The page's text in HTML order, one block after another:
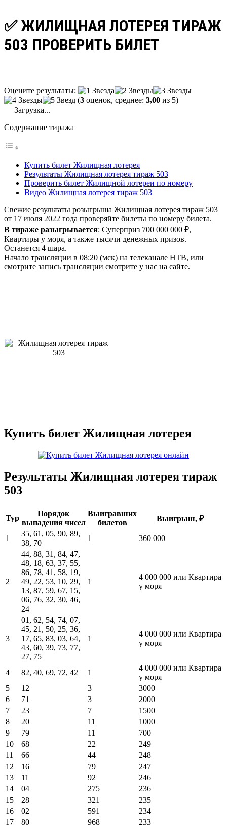
✅ ЖИЛИЩНАЯ ЛОТЕРЕЯ ТИРАЖ
503 ПРОВЕРИТЬ БИЛЕТ
Оцените результаты:
(3 оценок, среднее: 3,00 из 5)
Загрузка...
Содержание тиража
Купить билет Жилищная лотерея
Результаты Жилищная лотерея тираж 503
Проверить билет Жилищной лотереи по номеру
Видео Жилищная лотерея тираж 503
Свежие результаты розыгрыша Жилищная лотерея тираж 503
от 17 июля 2022 года проверяйте билеты по номеру билета.
В тираже разыгрывается: Суперприз 700 000 000 ₽,
Квартиры у моря, а также тысячи денежных призов.
Останется 4 шара.
Начало трансляции в 08:20 (мск) на телеканале НТВ, или
смотрите запись трансляции смотрите у нас на сайте.
Купить билет Жилищная лотерея
Результаты Жилищная лотерея тираж
503
Тур
Порядок
выпадения чисел
Выигравших
билетов
Выигрыш, ₽
1
35, 61, 05, 90, 89,
38, 70
1 360 000
2
44, 88, 31, 84, 47,
48, 18, 63, 37, 55,
86, 78, 41, 58, 19,
49, 22, 53, 10, 29,
13, 87, 59, 67, 15,
06, 76, 32, 30, 46,
24
1
4 000 000 или Квартира
у моря
3
01, 62, 54, 74, 07,
45, 21, 50, 25, 36,
17, 65, 83, 03, 64,
43, 60, 39, 73, 77,
27, 75
1
4 000 000 или Квартира
у моря
4 82, 40, 69, 72, 42 1
4 000 000 или Квартира
у моря
5
12 3
3000
6
71 3
2000
7
23 7
1500
8
20 11
1000
9
79 11
700
10
68 22
249
11
66 44
248
12
16 79
247
13
11 92
246
14
04 275
236
15
28 321
235
16
02 591
234
17
80 968
233